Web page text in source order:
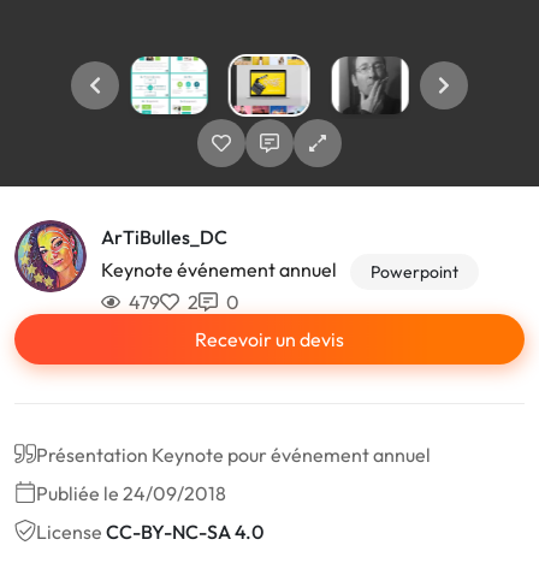
ArTiBulles_DC
Keynote événement annuel
Powerpoint
479 2
0
Recevoir un devis
Présentation Keynote pour événement annuel
Publiée le 24/09/2018
License CC-BY-NC-SA 4.0